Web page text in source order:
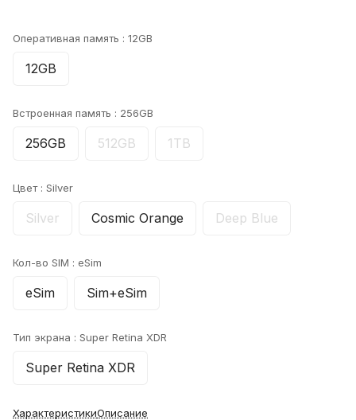
Оперативная память : 12GB
12GB
Встроенная память : 256GB
256GB 512GB 1TB
Цвет : Silver
Silver Cosmic Orange Deep Blue
Кол-во SIM : eSim
eSim Sim+eSim
Тип экрана : Super Retina XDR
Super Retina XDR
ХарактеристикиОписание